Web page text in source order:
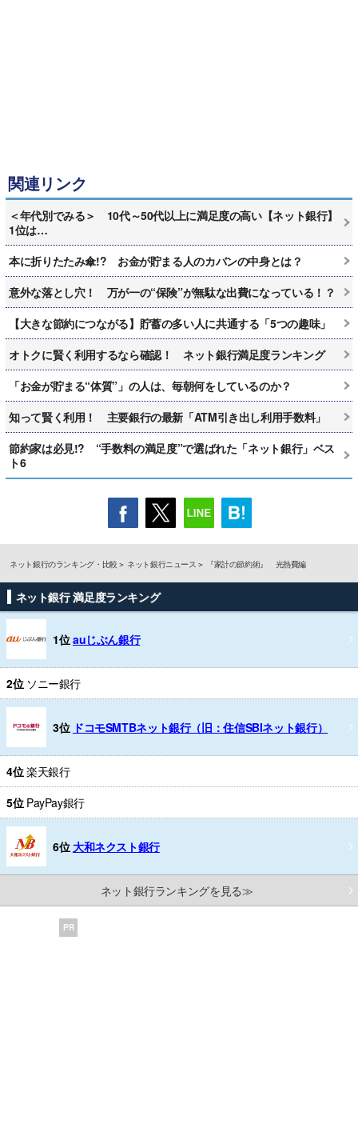
関連リンク
＜年代別でみる＞ 10代～50代以上に満足度の高い【ネット銀行】
1位は…
本に折りたたみ傘!? お金が貯まる人のカバンの中身とは？
意外な落とし穴！ 万が一の“保険”が無駄な出費になっている！？
【大きな節約につながる】貯蓄の多い人に共通する「5つの趣味」
オトクに賢く利用するなら確認！ ネット銀行満足度ランキング
「お金が貯まる“体質”」の人は、毎朝何をしているのか？
知って賢く利用！ 主要銀行の最新「ATM引き出し利用手数料」
節約家は必見!? “手数料の満足度”で選ばれた「ネット銀行」ベス
ト6
ネット銀行のランキング・比較 ネット銀行ニュース 『家計の節約術』 光熱費編
ネット銀行 満足度ランキング
1位auじぶん銀行
2位 ソニー銀行
3位 ドコモSMTBネット銀行（旧：住信SBIネット銀行）
4位楽天銀行
5位 PayPay銀行
6位 大和ネクスト銀行
ネット銀行ランキングを見る≫
PR